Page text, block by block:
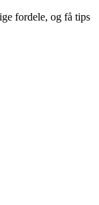
fordele, og få tips